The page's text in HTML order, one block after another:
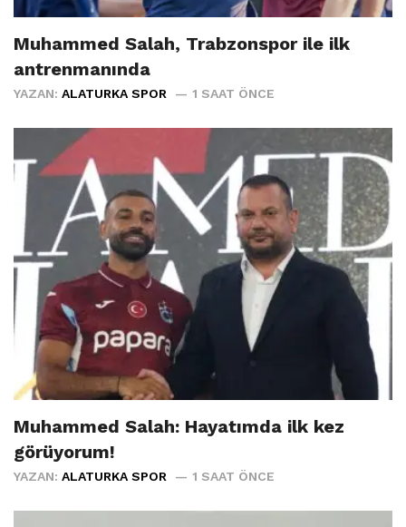
Muhammed Salah, Trabzonspor ile ilk
antrenmanında
YAZAN: ALATURKA SPOR 1 SAAT ÖNCE
Muhammed Salah: Hayatımda ilk kez
görüyorum!
YAZAN: ALATURKA SPOR 1 SAAT ÖNCE